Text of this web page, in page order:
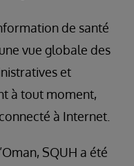
de santé
vue globale des
et
à tout moment,
à Internet.
SQUH a été